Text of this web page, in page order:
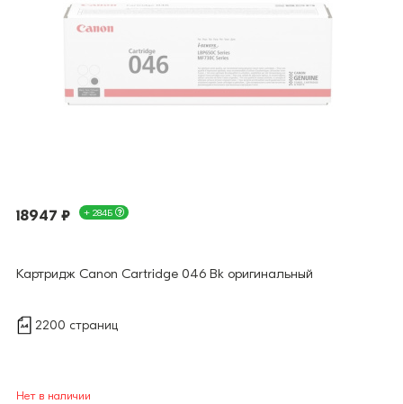
18947 ₽ + 284Б
Картридж Canon Cartridge 046 Bk оригинальный
2200 страниц
Нет в наличии